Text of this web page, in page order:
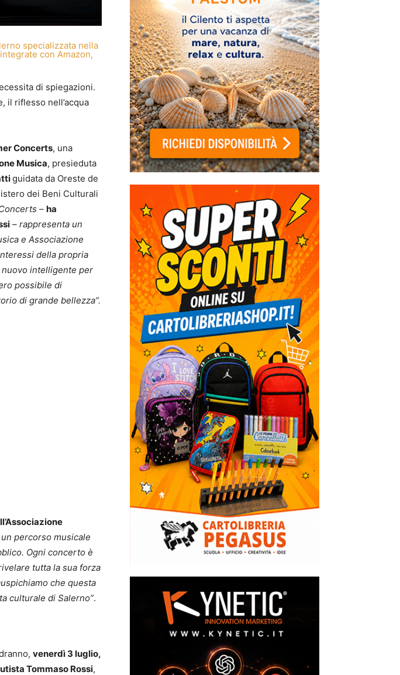
di spiegazioni.
il riflesso nell’acqua
Concerts, una
Musica, presieduta
guidata da Oreste de
dei Beni Culturali
– ha
– rappresenta un
e Associazione
della propria
intelligente per
possibile di
di grande bellezza”.
percorso musicale
Ogni concerto è
tutta la sua forza
che questa
culturale di Salerno”.
venerdì 3 luglio,
Tommaso Rossi,